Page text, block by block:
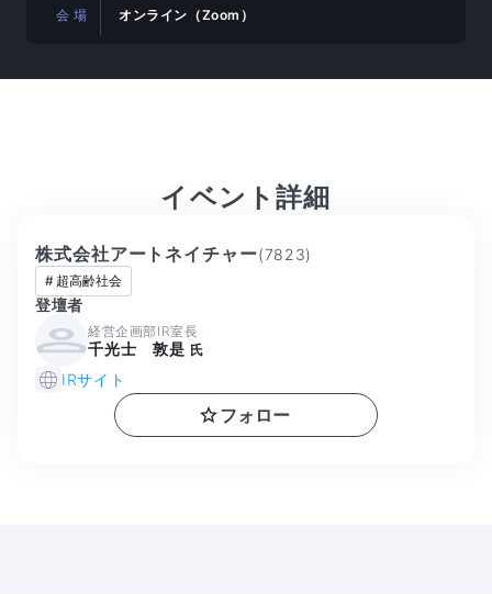
会 場 オンライン（Zoom）
イベント詳細
株式会社アートネイチャー(7823)
# 超高齢社会
登壇者
経営企画部IR室長
千光士 敦是 氏
IRサイト
フォロー